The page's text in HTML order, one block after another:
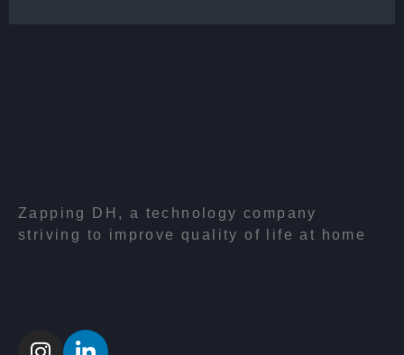
Zapping DH, a technology company
striving to improve quality of life at home